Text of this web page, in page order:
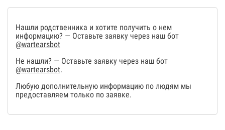
Нашли родственника и хотите получить о нем
информацию? — Оставьте заявку через наш бот
@wartearsbot
Не нашли? — Оставьте заявку через наш бот
@wartearsbot.
Любую дополнительную информацию по людям мы
предоставляем только по заявке.